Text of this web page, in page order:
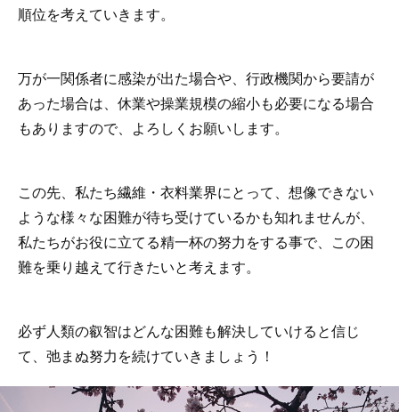
順位を考えていきます。
万が一関係者に感染が出た場合や、行政機関から要請が
あった場合は、休業や操業規模の縮小も必要になる場合
もありますので、よろしくお願いします。
この先、私たち繊維・衣料業界にとって、想像できない
ような様々な困難が待ち受けているかも知れませんが、
私たちがお役に立てる精一杯の努力をする事で、この困
難を乗り越えて行きたいと考えます。
必ず人類の叡智はどんな困難も解決していけると信じ
て、弛まぬ努力を続けていきましょう！